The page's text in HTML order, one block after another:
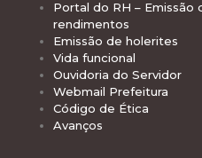
Portal do RH –
rendimentos
Emissão de holerites
Vida funcional
Ouvidoria do Servidor
Webmail Prefeitura
Código de Ética
Avanços